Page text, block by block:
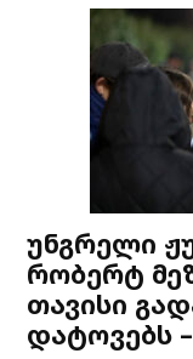
უნგრელი
რობერტ
თავისი
დატოვებს